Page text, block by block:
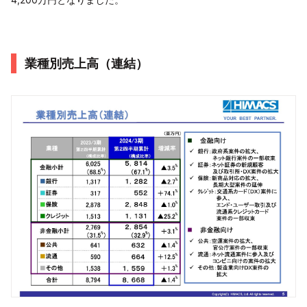
業種別売上高（連結）